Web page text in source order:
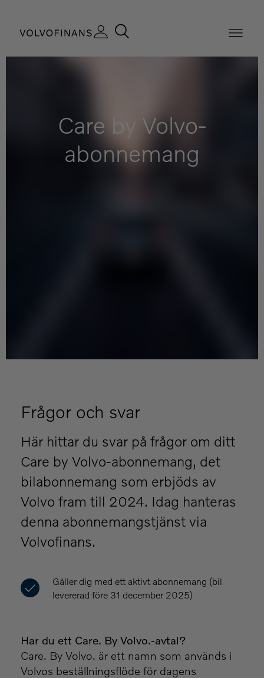
Care by Volvo-
abonnemang
Frågor och svar
Här hittar du svar på frågor om ditt
Care by Volvo-abonnemang, det
bilabonnemang som erbjöds av
Volvo fram till 2024. Idag hanteras
denna abonnemangstjänst via
Volvofinans.
Gäller dig med ett aktivt abonnemang (bil
levererad före 31 december 2025)
Har du ett Care. By Volvo.-avtal?
Care. By Volvo. är ett namn som används i
Volvos beställningsflöde för dagens